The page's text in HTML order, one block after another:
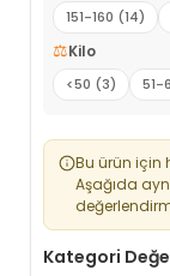
151-160 (14)
⚖️Kilo
<50 (3) 51-
Bu ürün için
Aşağıda
Kategori